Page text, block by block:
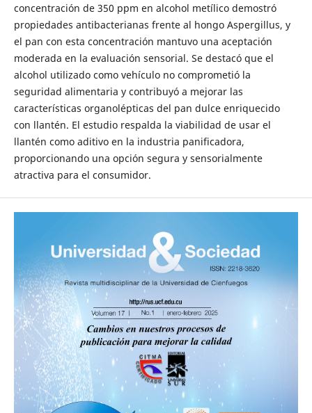
concentración de 350 ppm en alcohol metílico demostró
propiedades antibacterianas frente al hongo Aspergillus, y
el pan con esta concentración mantuvo una aceptación
moderada en la evaluación sensorial. Se destacó que el
alcohol utilizado como vehículo no comprometió la
seguridad alimentaria y contribuyó a mejorar las
características organolépticas del pan dulce enriquecido
con llantén. El estudio respalda la viabilidad de usar el
llantén como aditivo en la industria panificadora,
proporcionando una opción segura y sensorialmente
atractiva para el consumidor.